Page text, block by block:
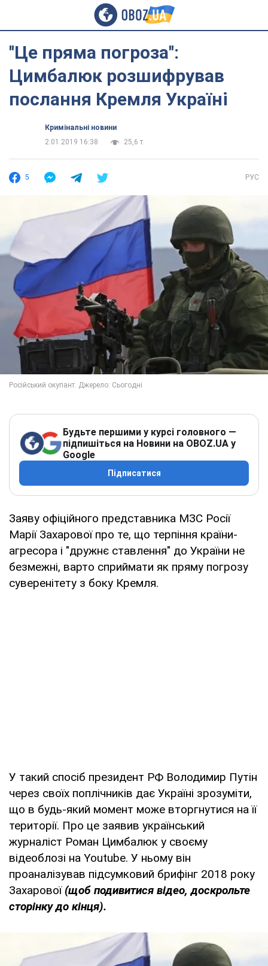
''Це пряма погроза'':
Цимбалюк розшифрував
послання Кремля Україні
Кримінальні новини
2.01.2019 16:38
25,6 т.
5 РУС
Будьте першими у курсі головного —
підпишіться на Новини на OBOZ.UA у
Google
Підписатися
Заяву офіційного представника МЗС Росії
Марії Захарової про те, що терпіння країни-
агресора і "дружнє ставлення" до України не
безмежні, варто сприймати як пряму погрозу
суверенітету з боку Кремля.
У такий спосіб президент РФ Володимир Путін
через своїх поплічників дає Україні зрозуміти,
що в будь-який момент може вторгнутися на її
території. Про це заявив український
журналіст Роман Цимбалюк у своєму
відеоблозі на Youtube. У ньому він
проаналізував підсумковий брифінг 2018 року
Захарової (щоб подивитися відео, доскрольте
сторінку до кінця).